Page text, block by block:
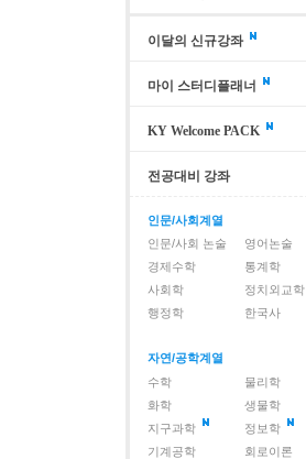
이달의 신규강좌
마이 스터디플래너
KY Welcome PACK
전공대비 강좌
인문/사회계열
인문/사회 논술
영어논술
경제수학
통계학
사회학
정치외교학
행정학
한국사
자연/공학계열
수학
물리학
화학
생물학
지구과학
정보학
기계공학
회로이론